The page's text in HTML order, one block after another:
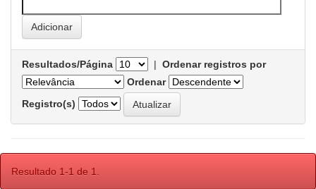
Resultados/Página | Ordenar registros por
Ordenar
Registro(s)
Resultado 1-1 de 1.